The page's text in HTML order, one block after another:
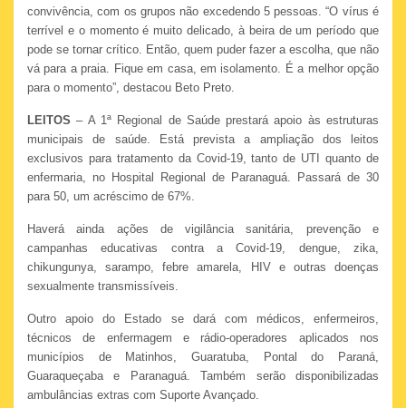
convivência, com os grupos não excedendo 5 pessoas. “O vírus é
terrível e o momento é muito delicado, à beira de um período que
pode se tornar crítico. Então, quem puder fazer a escolha, que não
vá para a praia. Fique em casa, em isolamento. É a melhor opção
para o momento”, destacou Beto Preto.
LEITOS– A 1ª Regional de Saúde prestará apoio às estruturas
municipais de saúde. Está prevista a ampliação dos leitos
exclusivos para tratamento da Covid-19, tanto de UTI quanto de
enfermaria, no Hospital Regional de Paranaguá. Passará de 30
para 50, um acréscimo de 67%.
Haverá ainda ações de vigilância sanitária, prevenção e
campanhas educativas contra a Covid-19, dengue, zika,
chikungunya, sarampo, febre amarela, HIV e outras doenças
sexualmente transmissíveis.
Outro apoio do Estado se dará com médicos, enfermeiros,
técnicos de enfermagem e rádio-operadores aplicados nos
municípios de Matinhos, Guaratuba, Pontal do Paraná,
Guaraqueçaba e Paranaguá. Também serão disponibilizadas
ambulâncias extras com Suporte Avançado.